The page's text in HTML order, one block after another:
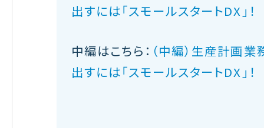
出すには「スモールスタートDX」！
中編はこちら： （中編）生産計画
出すには「スモールスタートDX」！